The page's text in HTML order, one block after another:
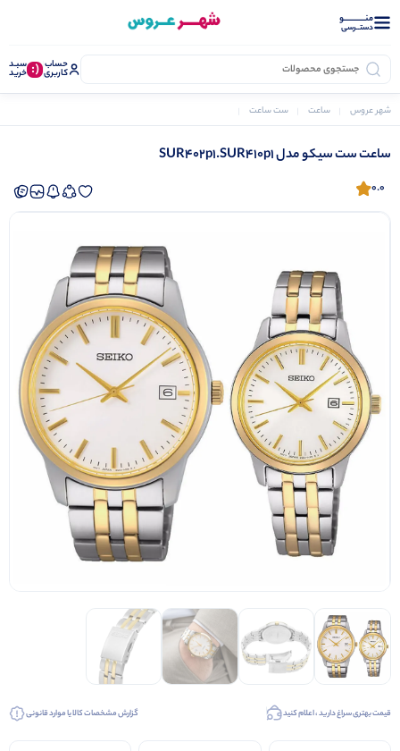
منــــــــــــو
دستــرسی
حساب
کاربری (: سبـد
خرید
کیف عروس کفش عروس کفش مجلسی
شهر عروس ساعت ست ساعت
ساعت ست سیکو مدل SUR402p1.SUR410p1
0.0
قیمت بهتری سراغ دارید ، اعلام کنید گزارش مشخصات کالا یا موارد قانونی